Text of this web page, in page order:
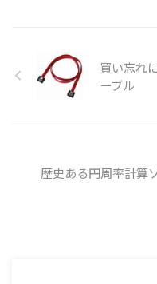
買い忘れ
ーブル
歴史ある円周率計算